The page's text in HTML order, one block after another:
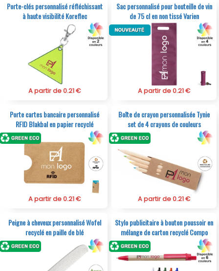
Porte-clés personnalisé réfléchissant
à haute visibilité Koreflec
A partir de 0.21 €
Sac personnalisé pour bouteille de vin
de 75 cl en non tissé Varien
A partir de 0.21 €
Porte cartes bancaire personnalisé
RFID Blakbal en papier recyclé
A partir de 0.21 €
Boîte de crayon personnalisée Tynie
set de 4 crayons de couleurs
A partir de 0.21 €
Peigne à cheveux personnalisé Wofel
recyclé en paille de blé
Stylo publicitaire à bouton poussoir en
mélange de carton recyclé Compo